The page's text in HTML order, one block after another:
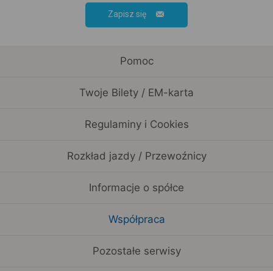
Zapisz się
Pomoc
Twoje Bilety / EM-karta
Regulaminy i Cookies
Rozkład jazdy / Przewoźnicy
Informacje o spółce
Współpraca
Pozostałe serwisy